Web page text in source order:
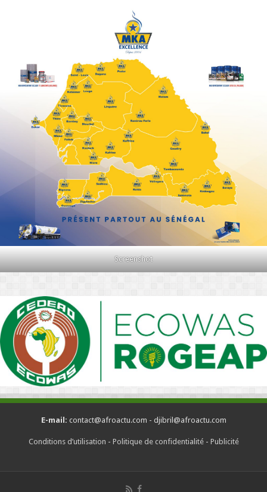
Screenshot
E-mail: contact@afroactu.com - djibril@afroactu.com
Conditions d’utilisation - Politique de confidentialité- Publicité